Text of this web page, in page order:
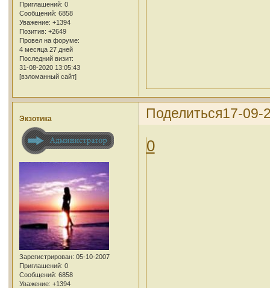
Приглашений: 0
Сообщений: 6858
Уважение: +1394
Позитив: +2649
Провел на форуме:
4 месяца 27 дней
Последний визит:
31-08-2020 13:05:43
[взломанный сайт]
Поделиться17-09-
Экзотика
Зарегистрирован: 05-10-2007
Приглашений: 0
Сообщений: 6858
Уважение: +1394
0